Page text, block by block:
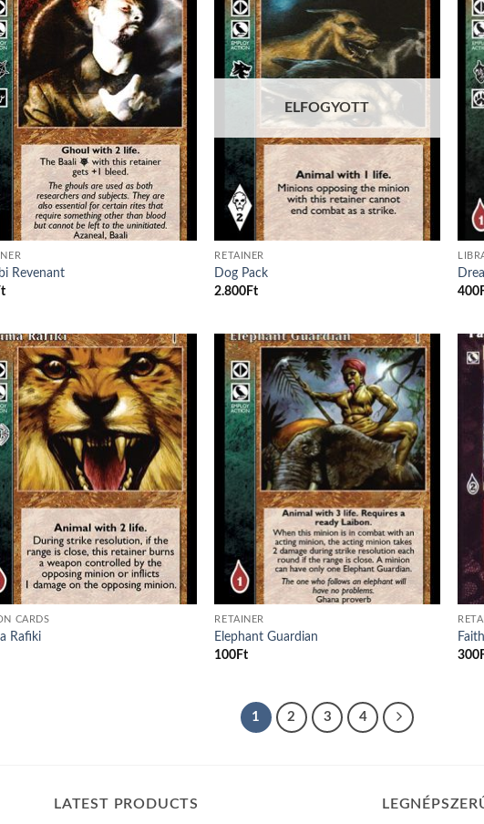
Add to
wishlist
Revenant
wishlist
ELFOGYOTT
RETAINER
Dog Pack
2.800 Ft
400
Add to
wishlist
CARDS
Rafiki
Add to
wishlist
RETAINER
Elephant Guardian
100 Ft
300
1 2 3 4
LATEST PRODUCTS